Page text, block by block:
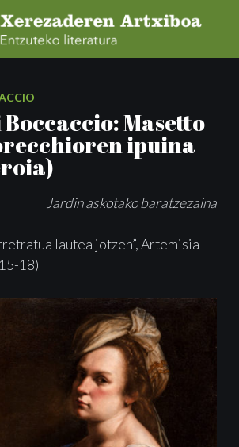
Masetto
ipuina
Jardin askotako baratzezaina
lautea jotzen”, Artemisia
18)